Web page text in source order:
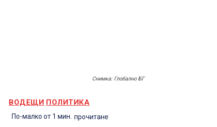
Снимка: Глобално БГ
ВОДЕЩИ ПОЛИТИКА
По-малко от 1 мин. прочитане